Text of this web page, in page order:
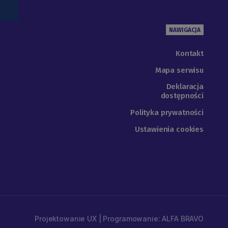
NAWIGACJA
Kontakt
Mapa serwisu
Deklaracja
dostępności
Polityka prywatności
Ustawienia cookies
Projektowanie UX | Programowanie: ALFA BRAVO